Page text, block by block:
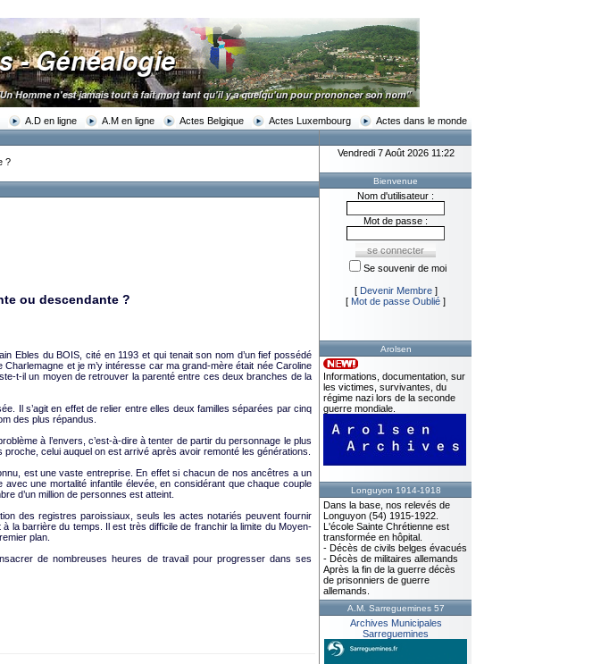
A.D en ligne A.M en ligne Actes Belgique Actes Luxembourg Actes dans le monde
?
ou descendante ?
Ebles du BOIS, cité en 1193 et qui tenait son nom d’un fief possédé
et je m’y intéresse car ma grand-mère était née Caroline
t-il un moyen de retrouver la parenté entre ces deux branches de la
Il s’agit en effet de relier entre elles deux familles séparées par cinq
des plus répandus.
à l’envers, c’est-à-dire à tenter de partir du personnage le plus
celui auquel on est arrivé après avoir remonté les générations.
est une vaste entreprise. En effet si chacun de nos ancêtres a un
une mortalité infantile élevée, en considérant que chaque couple
d’un million de personnes est atteint.
des registres paroissiaux, seuls les actes notariés peuvent fournir
la barrière du temps. Il est très difficile de franchir la limite du Moyen-
plan.
de nombreuses heures de travail pour progresser dans ses
Vendredi 7 Août 2026 11:23
Bienvenue
Nom d'utilisateur :
Mot de passe :
Se souvenir de moi
[ Devenir Membre]
[ Mot de passe Oublié ]
Arolsen
Informations, documentation, sur
les victimes, survivantes, du
régime nazi lors de la seconde
guerre mondiale.
Longuyon 1914-1918
Dans la base, nos relevés de
Longuyon (54) 1915-1922.
L'école Sainte Chrétienne est
transformée en hôpital.
- Décès de civils belges évacués
- Décès de militaires allemands
Après la fin de la guerre décès
de prisonniers de guerre
allemands.
A.M. Sarreguemines 57
Archives Municipales
Sarreguemines